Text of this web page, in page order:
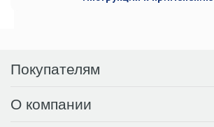
Покупателям
О компании